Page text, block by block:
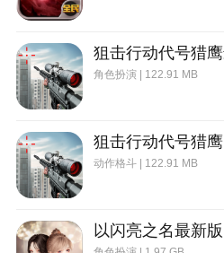
在第四章的开头进入如图
看。
5、第五章：
Dods Diver/跳水冠军
在第五章进入如图所示的
择一个跳台往下跳。
6、第六章：
Dripping With Style/有型的
狙击行动代号猎
角色扮演 | 122.91 MB
狙击行动代号猎鹰
动作格斗 | 122.91 MB
以闪亮之名最新版